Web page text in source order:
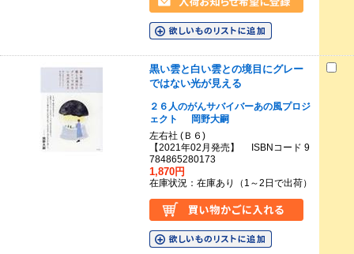
黒い雲と白い雲との境目にグレー
ではない光が見える
２６人のがんサバイバーあの風プロジ
ェクト
岡野大嗣
左右社 (Ｂ６)
【2021年02月発売】 ISBNコード 9
784865280173
1,870円
在庫状況：在庫あり（1～2日で出荷）